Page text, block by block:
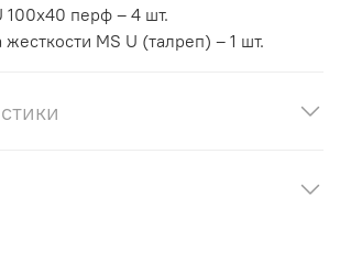
100х40 перф – 4 шт.
жесткости MS U (талреп) – 1 шт.